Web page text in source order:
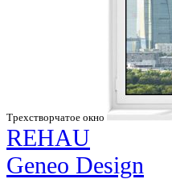
Трехстворчатое окно
REHAU
Geneo Design